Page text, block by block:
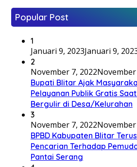
Popular Post
1
Januari 9, 2023Januari 9,
2
November 7, 2022November
Bupati Blitar Ajak
Pelayanan Publik Gratis
Bergulir di Desa/Kelurahan
3
November 7, 2022November
BPBD Kabupaten Blitar
Pencarian Terhadap
Pantai Serang